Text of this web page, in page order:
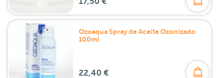
Ozoaqua Spray de Aceite Ozonizado
100ml
22,40 €